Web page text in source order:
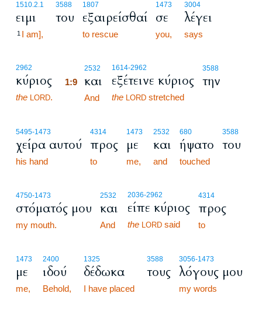
1510.2.1
ειμι
1 I am],
3588
του
1807
εξαιρείσθαί
to rescue
1473
σε
you,
3004
λέγει
says
2962
κύριος
the LORD.
2532
1:9 και
And
1614-2962
εξέτεινε κύριος
the LORD stretched
3588
την
5495-1473
χείρα αυτού
his hand
4314
προς
to
1473
με
me,
2532
και
and
680
ήψατο
touched
3588
του
4750-1473
στόματός μου
my mouth.
2532
και
And
2036-2962
είπε κύριος
the LORD said
4314
προς
to
1473
με
me,
2400
ιδού
Behold,
1325
δέδωκα
I have placed
3588
τους
3056-1473
λόγους μου
my words